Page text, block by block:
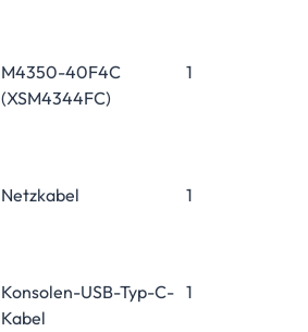
M4350-40F4C
(XSM4344FC)
1
Netzkabel 1
Konsolen-USB-Typ-C-
Kabel
1